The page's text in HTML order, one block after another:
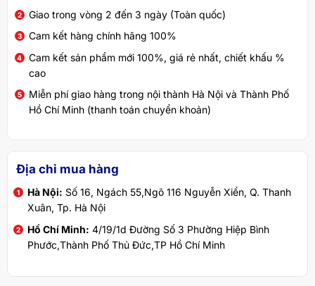
Giao trong vòng 2 đến 3 ngày (Toàn quốc)
Cam kết hàng chính hãng 100%
Cam kết sản phẩm mới 100%, giá rẻ nhất, chiết khấu %
cao
Miễn phí giao hàng trong nội thành Hà Nội và Thành Phố
Hồ Chí Minh (thanh toán chuyển khoản)
Địa chỉ mua hàng
Hà Nội: Số 16, Ngách 55,Ngõ 116 Nguyễn Xiển, Q. Thanh
Xuân, Tp. Hà Nội
Hồ Chí Minh: 4/19/1d Đường Số 3 Phường Hiệp Bình
Phước,Thành Phố Thủ Đức,TP Hồ Chí Minh